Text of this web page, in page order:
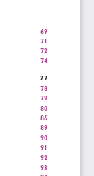
69
71
72
74
77
78
79
80
86
89
90
91
92
93